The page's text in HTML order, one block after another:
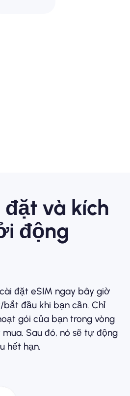
đặt và kích
động
đặt eSIM ngay bây giờ
đầu khi bạn cần. Chỉ
gói của bạn trong vòng
Sau đó, nó sẽ tự động
hết hạn.